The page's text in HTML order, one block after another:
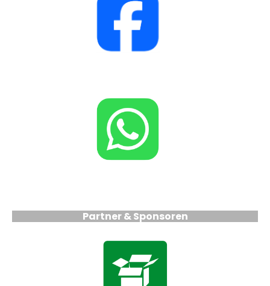
Partner & Sponsoren